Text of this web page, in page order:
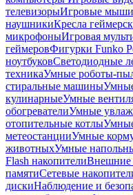
телевизорыИгровые мыши
наушникиКресла
микрофоныИгровая
геймеровФигурки Funko
ноутбуковСветодиодные
техникаУмные роботы-
стиральные машины
кулинарныеУмные
обогревателиУмные
отопительные котлы
метеостанцииУмные
животныхУмные
Flash накопителиВнешние
памятиСетевые
дискиНаблюдение и